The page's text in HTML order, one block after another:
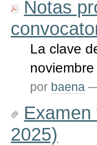
Notas
La clave
por baena
2025)